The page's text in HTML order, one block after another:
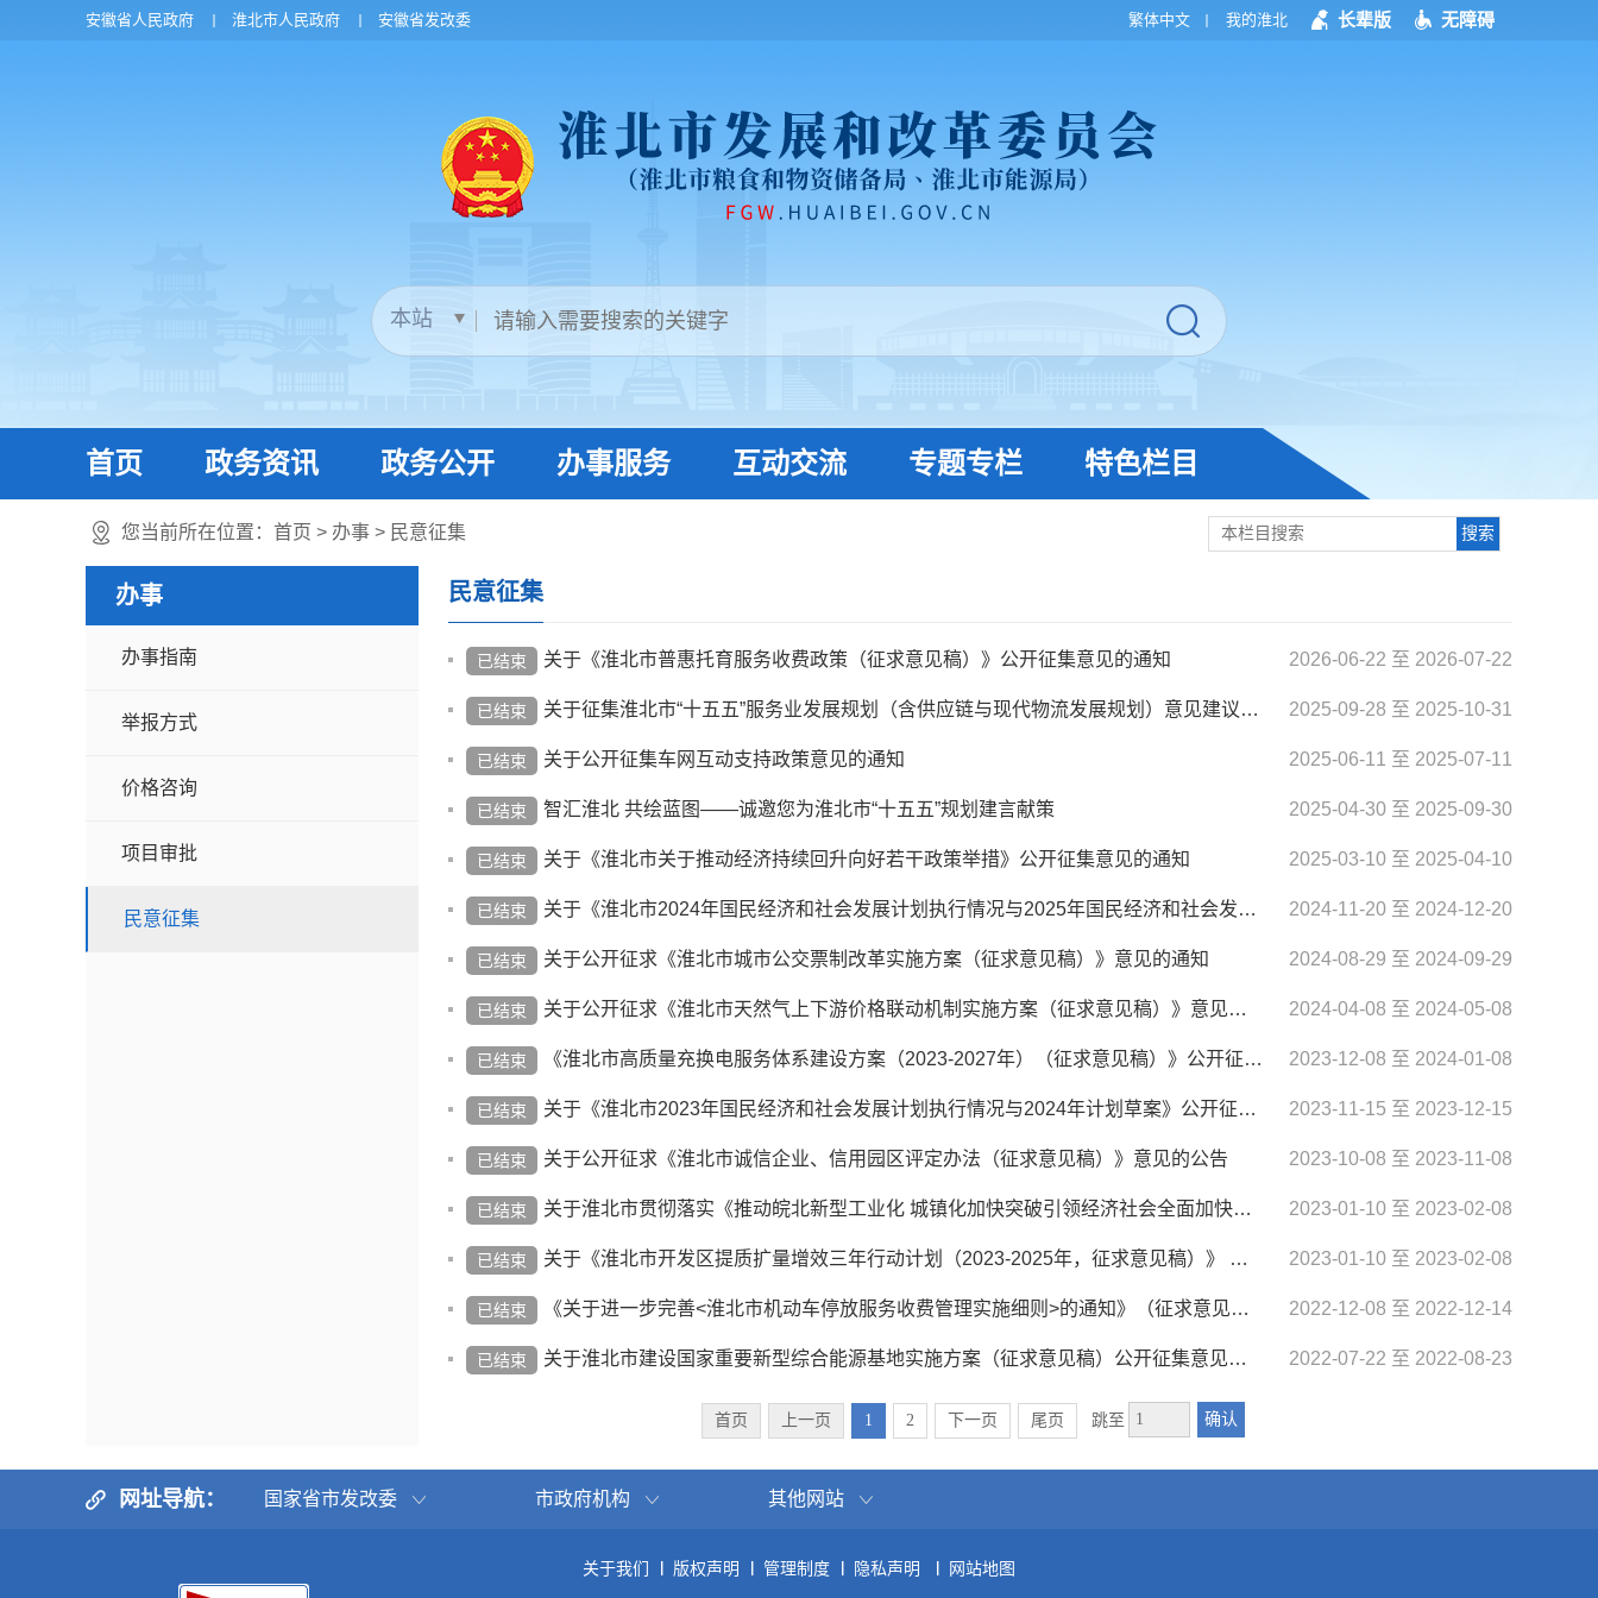
安徽省人民政府 淮北市人民政府 安徽省发改委 繁体中文 我的淮北 长辈版 无障碍
首页 政务资讯 政务公开 办事服务 互动交流 专题专栏 特色栏目
您当前所在位置： 首页 > 办事 > 民意征集
办事
办事指南
举报方式
价格咨询
项目审批
民意征集
民意征集
已结束 关于《淮北市普惠托育服务收费政策（征求意见稿）》公开征集意见的通知 2026-06-22 至 2026-07-22
已结束 关于征集淮北市“十五五”服务业发展规划（含供应链与现代物流发展规划）意见建议 的公告 2025-09-28 至 2025-10-31
已结束 关于公开征集车网互动支持政策意见的通知 2025-06-11 至 2025-07-11
已结束 智汇淮北 共绘蓝图——诚邀您为淮北市“十五五”规划建言献策 2025-04-30 至 2025-09-30
已结束 关于《淮北市关于推动经济持续回升向好若干政策举措》公开征集意见的通知 2025-03-10 至 2025-04-10
已结束 关于《淮北市2024年国民经济和社会发展计划执行情况与2025年国民经济和社会发展 计划草案》公开征求意见的通知 2024-11-20 至 2024-12-20
已结束 关于公开征求《淮北市城市公交票制改革实施方案（征求意见稿）》意见的通知 2024-08-29 至 2024-09-29
已结束 关于公开征求《淮北市天然气上下游价格联动机制实施方案（征求意见稿）》意见的通知 2024-04-08 至 2024-05-08
已结束 《淮北市高质量充换电服务体系建设方案（2023-2027年）（征求意见稿）》公开征集意见的通知 2023-12-08 至 2024-01-08
已结束 关于《淮北市2023年国民经济和社会发展计划执行情况与2024年计划草案》公开征集意见的公告 2023-11-15 至 2023-12-15
已结束 关于公开征求《淮北市诚信企业、信用园区评定办法（征求意见稿）》意见的公告 2023-10-08 至 2023-11-08
已结束 关于淮北市贯彻落实《推动皖北新型工业化 城镇化加快突破引领经济社会全面加快发展 重点举措》分工方案（2023-2025... 2023-01-10 至 2023-02-08
已结束 关于《淮北市开发区提质扩量增效三年行动计划（2023-2025年，征求意见稿）》 公开征集意见的通知 2023-01-10 至 2023-02-08
已结束 《关于进一步完善<淮北市机动车停放服务收费管理实施细则>的通知》（征求意见稿） 公开征集意见的通知 2022-12-08 至 2022-12-14
已结束 关于淮北市建设国家重要新型综合能源基地实施方案（征求意见稿）公开征集意见的通知 2022-07-22 至 2022-08-23
首页 上一页 1 2 下一页 尾页 跳至 确认
网址导航： 国家省市发改委 市政府机构 其他网站
关于我们 版权声明 管理制度 隐私声明 网站地图